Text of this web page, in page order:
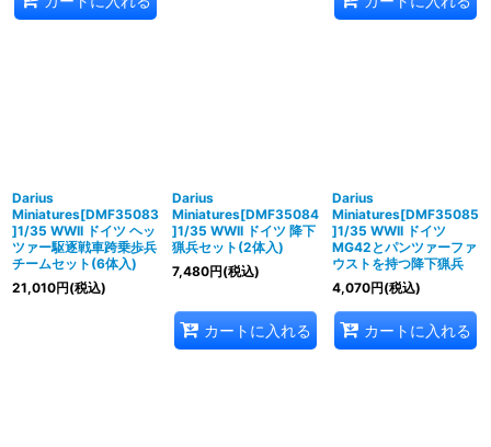
Darius
Miniatures[DMF35083
]1/35 WWII ドイツ ヘッ
ツァー駆逐戦車跨乗歩兵
チームセット(6体入)
21,010円(税込)
Darius
Miniatures[DMF35084
]1/35 WWII ドイツ 降下
猟兵セット(2体入)
7,480円(税込)
カートに入れる
Darius
Miniatures[DMF35085
]1/35 WWII ドイツ
MG42とパンツァーファ
ウストを持つ降下猟兵
4,070円(税込)
カートに入れる